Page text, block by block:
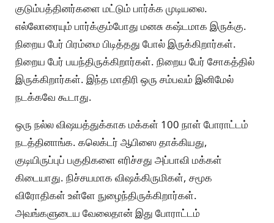
குடும்பத்தினர்களை மட்டும் பார்க்க முடியலை.
எல்லோரையும் பார்க்கும்போது மனசு கஷ்டமாக இருக்கு.
நிறைய பேர் பிரம்மை பிடித்தது போல் இருக்கிறார்கள்.
நிறைய பேர் பயந்திருக்கிறார்கள். நிறைய பேர் சோகத்தில்
இருக்கிறார்கள். இந்த மாதிரி ஒரு சம்பவம் இனிமேல்
நடக்கவே கூடாது.
ஒரு நல்ல விஷயத்துக்காக மக்கள் 100 நாள் போராட்டம்
நடத்தினாங்க. கலெக்டர் ஆபிஸை தாக்கியது,
குடியிருப்புப் பகுதிகளை எரிச்சது அப்பாவி மக்கள்
கிடையாது. நிச்சயமாக விஷக்கிருமிகள், சமூக
விரோதிகள் உள்ளே நுழைந்திருக்கிறார்கள்.
அவங்களுடைய வேலைதான் இது போராட்டம்